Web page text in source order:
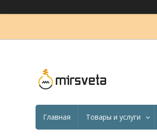
Главная Товары и услуги